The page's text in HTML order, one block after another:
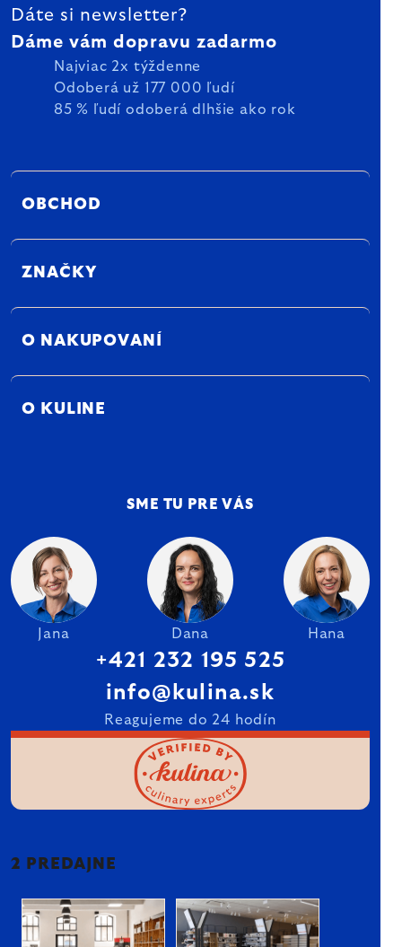
Dáte si newsletter?
Dáme vám dopravu zadarmo
Najviac 2x týždenne
Odoberá už 177 000 ľudí
85 % ľudí odoberá dlhšie ako rok
OBCHOD
ZNAČKY
O NAKUPOVANÍ
O KULINE
SME TU PRE VÁS
Jana Dana Hana
+421 232 195 525
info@kulina.sk
Reagujeme do 24 hodín
2 PREDAJNE